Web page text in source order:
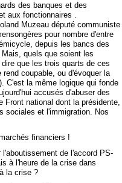
des banques et des
aux fonctionnaires .
Muzeau député communiste
pour nombre d'entre
depuis les bancs des
quels que soient les
que les trois quarts de ces
coupable, ou d'évoquer la
C'est la même logique qui fonde
accusés d'abuser des
Front national dont la présidente,
sociales et l'immigration. Nos
financiers !
de l'accord PS-
à l'heure de la crise dans
la crise ?